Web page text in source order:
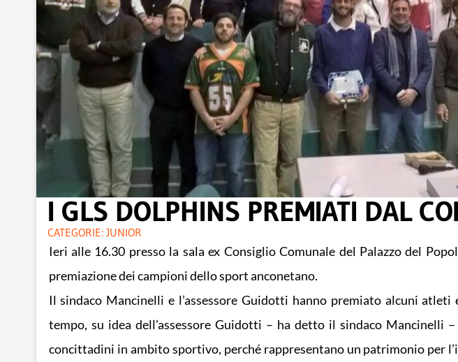
I GLS DOLPHINS PREMIATI DAL
CATEGORIE: JUNIOR
Ieri alle 16.30 presso la sala ex Consiglio Comunale del Palazzo del
premiazione dei campioni dello sport anconetano.
Il sindaco Mancinelli e l’assessore Guidotti hanno premiato alcuni atleti
tempo, su idea dell’assessore Guidotti – ha detto il sindaco Mancinelli
concittadini in ambito sportivo, perché rappresentano un patrimonio per